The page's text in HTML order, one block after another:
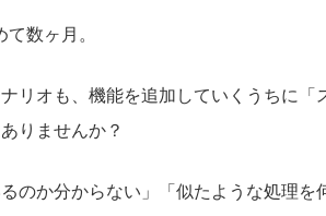
数ヶ月。
リオも、機能を追加していくうちに「
りませんか？
るのか分からない」「似たような処理